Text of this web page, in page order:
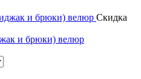
Скидка
и брюки) велюр